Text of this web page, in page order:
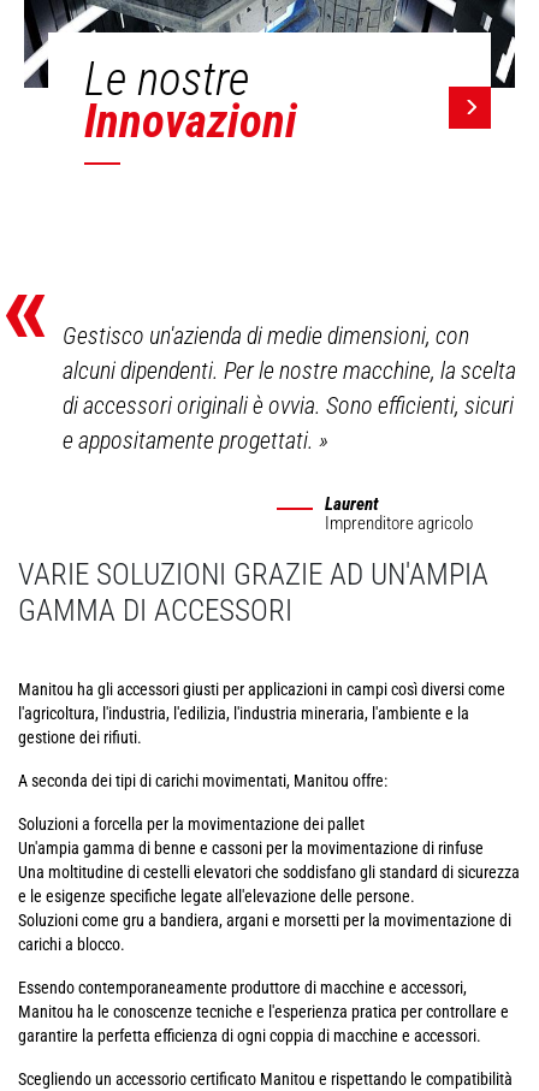
Le nostre
Innovazioni
«
Gestisco un'azienda di medie dimensioni, con
alcuni dipendenti. Per le nostre macchine, la scelta
di accessori originali è ovvia. Sono efficienti, sicuri
e appositamente progettati.»
Laurent
Imprenditore agricolo
VARIE SOLUZIONI GRAZIE AD UN'AMPIA
GAMMA DI ACCESSORI
Manitou ha gli accessori giusti per applicazioni in campi così diversi come
l'agricoltura, l'industria, l'edilizia, l'industria mineraria, l'ambiente e la
gestione dei rifiuti.
A seconda dei tipi di carichi movimentati, Manitou offre:
Soluzioni a forcella per la movimentazione dei pallet
Un'ampia gamma di benne e cassoni per la movimentazione di rinfuse
Una moltitudine di cestelli elevatori che soddisfano gli standard di sicurezza
e le esigenze specifiche legate all'elevazione delle persone.
Soluzioni come gru a bandiera, argani e morsetti per la movimentazione di
carichi a blocco.
Essendo contemporaneamente produttore di macchine e accessori,
Manitou ha le conoscenze tecniche e l'esperienza pratica per controllare e
garantire la perfetta efficienza di ogni coppia di macchine e accessori.
Scegliendo un accessorio certificato Manitou e rispettando le compatibilità